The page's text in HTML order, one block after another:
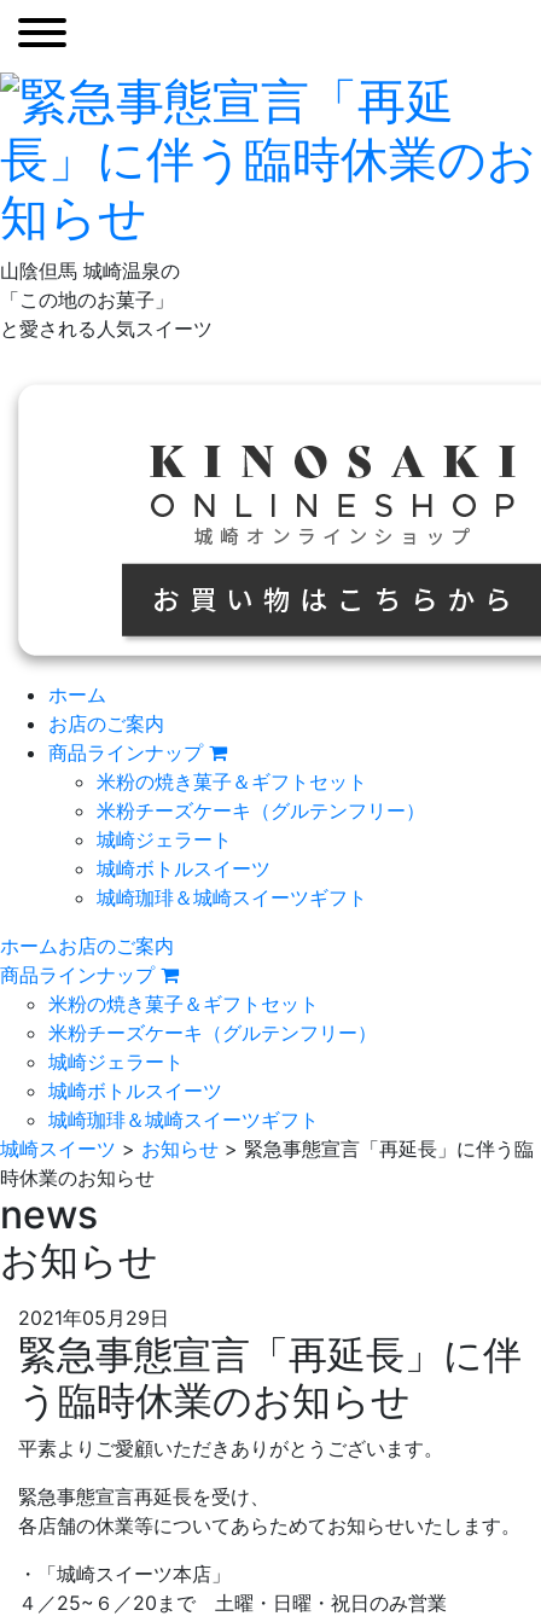
山陰但馬 城崎温泉の
「この地のお菓子」
と愛される人気スイーツ
ホーム
お店のご案内
商品ラインナップ
米粉の焼き菓子＆ギフトセット
米粉チーズケーキ （グルテンフリー）
城崎ジェラート
城崎ボトルスイーツ
城崎珈琲＆城崎スイーツギフト
ホームお店のご案内
商品ラインナップ
米粉の焼き菓子＆ギフトセット
米粉チーズケーキ （グルテンフリー）
城崎ジェラート
城崎ボトルスイーツ
城崎珈琲＆城崎スイーツギフト
城崎スイーツ > お知らせ > 緊急事態宣言「再延長」に伴う臨
時休業のお知らせ
news
お知らせ
2021年05月29日
緊急事態宣言「再延長」に伴
う臨時休業のお知らせ
平素よりご愛顧いただきありがとうございます。
緊急事態宣言再延長を受け、
各店舗の休業等についてあらためてお知らせいたします。
・「城崎スイーツ本店」
４／25~６／20まで 土曜・日曜・祝日のみ営業